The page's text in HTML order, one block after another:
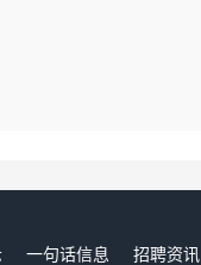
一句话信息 招聘资讯